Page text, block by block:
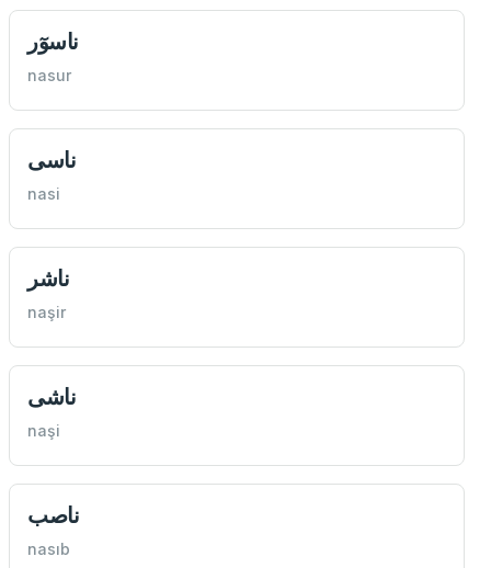
ناسوٓر
nasur
ناسی
nasi
ناشر
naşir
ناشی
naşi
ناصب
nasıb